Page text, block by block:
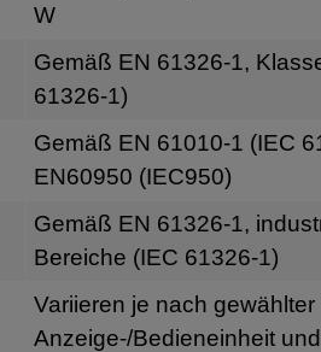
W
Gemäß EN 61326-1,
61326-1)
Gemäß EN 61010-1 (IEC
EN60950 (IEC950)
Gemäß EN 61326-1,
Bereiche (IEC 61326-1)
Variieren je nach gewählter
Anzeige-/Bedieneinheit und